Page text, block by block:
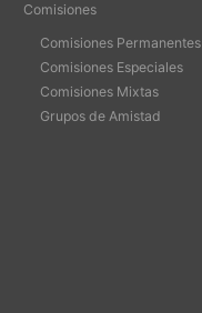
Comisiones
Comisiones Permanentes
Comisiones Especiales
Comisiones Mixtas
Grupos de Amistad